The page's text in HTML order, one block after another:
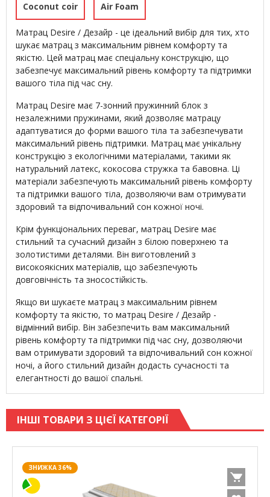
Coconut coir Air Foam
Матрац Desire / Дезайр - це ідеальний вибір для тих, хто
шукає матрац з максимальним рівнем комфорту та
якістю. Цей матрац має спеціальну конструкцію, що
забезпечує максимальний рівень комфорту та підтримки
вашого тіла під час сну.
Матрац Desire має 7-зонний пружинний блок з
незалежними пружинами, який дозволяє матрацу
адаптуватися до форми вашого тіла та забезпечувати
максимальний рівень підтримки. Матрац має унікальну
конструкцію з екологічними матеріалами, такими як
натуральний латекс, кокосова стружка та бавовна. Ці
матеріали забезпечують максимальний рівень комфорту
та підтримки вашого тіла, дозволяючи вам отримувати
здоровий та відпочивальний сон кожної ночі.
Крім функціональних переваг, матрац Desire має
стильний та сучасний дизайн з білою поверхнею та
золотистими деталями. Він виготовлений з
високоякісних матеріалів, що забезпечують
довговічність та зносостійкість.
Якщо ви шукаєте матрац з максимальним рівнем
комфорту та якістю, то матрац Desire / Дезайр -
відмінний вибір. Він забезпечить вам максимальний
рівень комфорту та підтримки під час сну, дозволяючи
вам отримувати здоровий та відпочивальний сон кожної
ночі, а його стильний дизайн додасть сучасності та
елегантності до вашої спальні.
ІНШІ ТОВАРИ З ЦІЄЇ КАТЕГОРІЇ
ЗНИЖКА 36%